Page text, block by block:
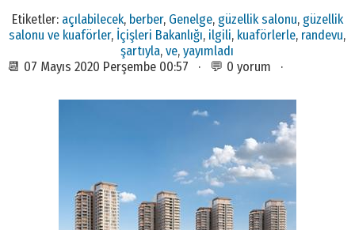
Etiketler: açılabilecek, berber, Genelge, güzellik salonu, güzellik
salonu ve kuaförler, İçişleri Bakanlığı, ilgili, kuaförlerle, randevu,
şartıyla,ve,yayımladı
📆 07 Mayıs 2020 Perşembe 00:57 · 💬 0 yorum ·